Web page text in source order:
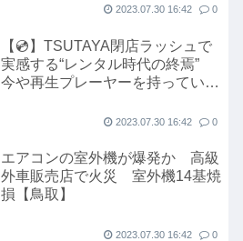
2023.07.30 16:42 0
【💿】TSUTAYA閉店ラッシュで
実感する“レンタル時代の終焉”
今や再生プレーヤーを持っていな
2023.07.30 16:42 0
エアコンの室外機が爆発か 高級
外車販売店で火災 室外機14基焼
損【鳥取】
2023.07.30 16:42 0